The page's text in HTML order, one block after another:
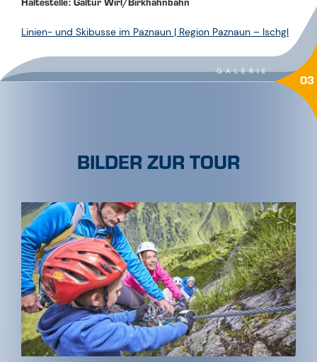
Linien- und Skibusse im Paznaun | Region Paznaun – Ischgl
GALERIE 03
BILDER ZUR TOUR